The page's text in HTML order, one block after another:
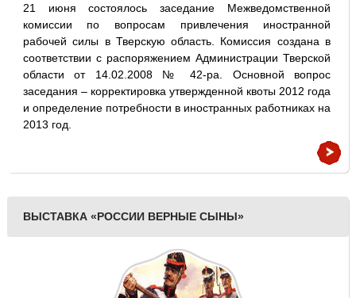
21 июня состоялось заседание Межведомственной
комиссии по вопросам привлечения иностранной
рабочей силы в Тверскую область. Комиссия создана в
соответствии с распоряжением Администрации Тверской
области от 14.02.2008 № 42-ра. Основной вопрос
заседания – корректировка утвержденной квоты 2012 года
и определение потребности в иностранных работниках на
2013 год.
ВЫСТАВКА «РОССИИ ВЕРНЫЕ СЫНЫ»